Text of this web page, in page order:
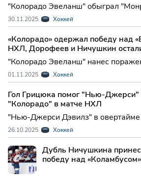
"Колорадо Эвеланш" обыграл
в домашнем матче регулярного
Национальной хоккейной лиги
которая прошла в субботу в
30.11.2025 Хоккей
«Колорадо» одержал победу над
НХЛ, Дорофеев и Ничушкин
"Колорадо Эвеланш" нанес
Найтс" в матче регулярного
Национальной хоккейной лиги
в Парадайсе и завершилась
01.11.2025 Хоккей
Гол Грицюка помог "Нью-Джерси"
"Колорадо" в матче НХЛ
"Нью-Джерси Дэвилз" в
над "Колорадо Эвеланш" в матче
чемпионата Национальной
Встреча в Ньюарке завершилась
26.10.2025 Хоккей
Дубль Ничушкина
победу над